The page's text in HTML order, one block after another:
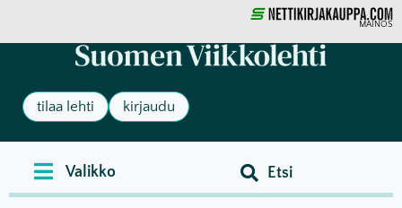
MAINOS
tilaa lehti kirjaudu